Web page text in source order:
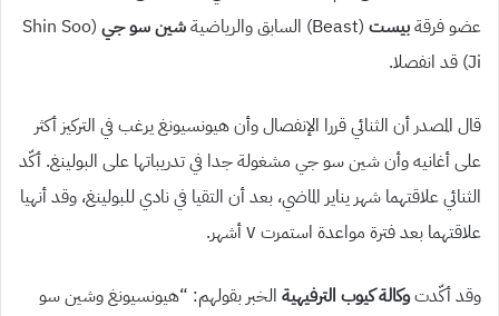
عضو فرقةبيست (Beast) السابق والرياضية شين سو جي (Shin Soo
Ji) قد انفصلا.
قال المصدر أن الثنائي قررا الإنفصال وأن هيونسيونغ يرغب في التركيز أكثر
على أغانيه وأن شين سو جي مشغولة جدا في تدريباتها على البولينغ. أكّد
الثنائي علاقتهما شهر يناير الماضي، بعد أن التقيا في نادي للبولينغ، وقد أنهيا
علاقتهما بعد فترة مواعدة استمرت ٧ أشهر.
وقد أكّدتوكالة كيوب الترفيهية الخبر بقولهم: “هيونسيونغ وشين سو